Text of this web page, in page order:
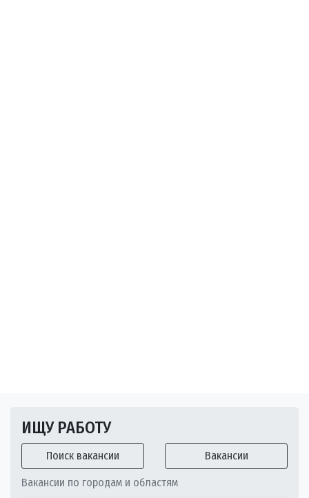
ИЩУ РАБОТУ
Поиск вакансии Вакансии
Вакансии по городам и областям